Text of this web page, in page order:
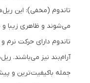
تاندوم (مخفی): این
می‌شوند و ظاهری زیبا
تاندوم دارای حرکت نرم
جمله باکیفیت‌ترین و